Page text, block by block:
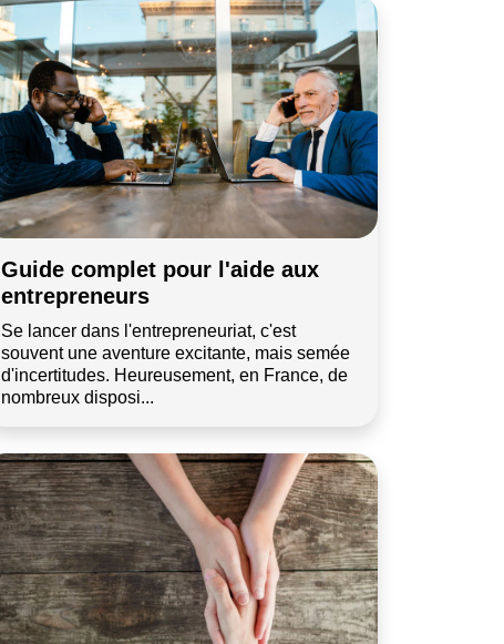
Guide complet pour l'aide aux
entrepreneurs
Se lancer dans l'entrepreneuriat, c'est
souvent une aventure excitante, mais semée
d'incertitudes. Heureusement, en France, de
nombreux disposi...